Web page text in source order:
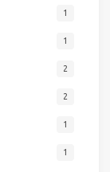
1
1
2
2
1
1